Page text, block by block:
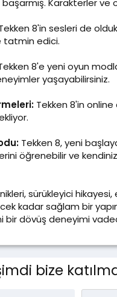
başarmış. Karakterler
8'in sesleri de
tatmin edici.
8'e yeni oyun
yaşayabilirsiniz.
Tekken 8'in online
Tekken 8, yeni
öğrenebilir ve
sürükleyici
kadar sağlam bir
bir dövüş deneyimi
bize